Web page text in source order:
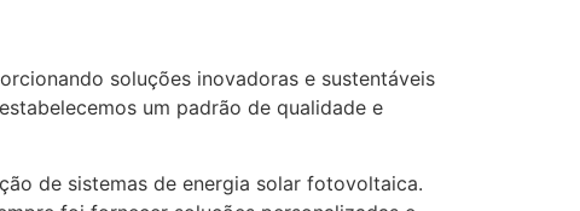
soluções inovadoras e sustentáveis
um padrão de qualidade e
de sistemas de energia solar fotovoltaica.